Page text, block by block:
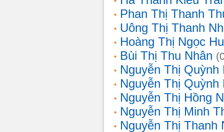
Phan Thị Thanh
Uông Thị Thanh
Hoàng Thị Ngọc
Bùi Thị Thu Nhân
Nguyễn Thị Quỳnh
Nguyễn Thị Quỳnh
Nguyễn Thị Hồng
Nguyễn Thị Minh
Nguyễn Thị Thanh